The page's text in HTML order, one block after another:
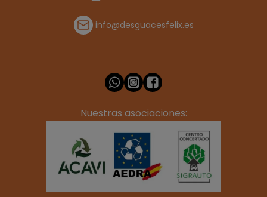
info@desguacesfelix.es
Nuestras asociaciones: